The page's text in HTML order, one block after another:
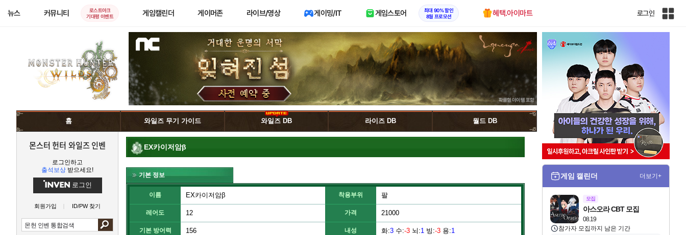
뉴스 커뮤니티
로스트아크
기대평 이벤트
게임캘린더 게이머존 라이브/영상 게이밍/IT 게임스토어
최대 90% 할인
8월 프로모션
혜택.아이마트 로그인
인
홈 와일즈 무기 가이드 와일즈 DB 라이즈 DB 월드 DB
몬스터 헌터 와일즈 인벤
로그인하고
출석보상 받으세요!
로그인
회원가입 ID/PW 찾기
EX카이저암β
기본 정보
이름 EX카이저암β 착용부위 팔
레어도 12 가격 21000
기본 방어력 156 내성 화:3 수:-3 뇌 :1 빙 :-3 용:1
게임 캘린더 더보기+
모집
08.19
아스오라 CBT 모집
참가자 모집까지 남은 기간